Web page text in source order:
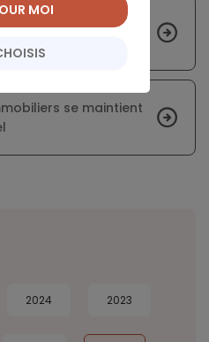
de nombreux
se maintient
2024 2023
MOI